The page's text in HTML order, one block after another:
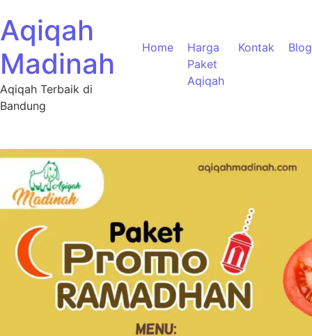
Aqiqah
Madinah
Aqiqah Terbaik di
Bandung
Home
Harga
Paket
Aqiqah
Kontak Blog